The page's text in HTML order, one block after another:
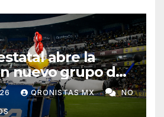
abre la
nuevo grupo de
el Corregidora;
no volverá
QRONISTAS MX NO